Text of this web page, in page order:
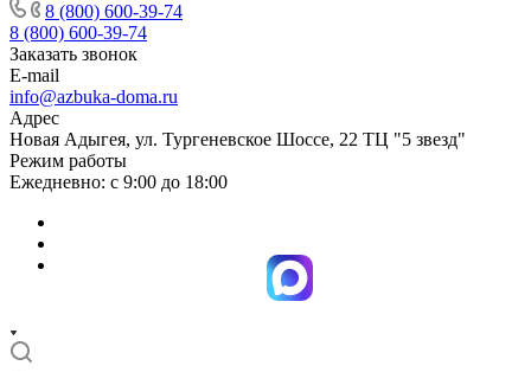
8 (800) 600-39-74
8 (800) 600-39-74
Заказать звонок
E-mail
info@azbuka-doma.ru
Адрес
Новая Адыгея, ул. Тургеневское Шоссе, 22 ТЦ "5 звезд"
Режим работы
Ежедневно: с 9:00 до 18:00